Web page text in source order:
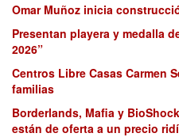
Omar Muñoz inicia
Presentan playera y medalla
2026”
Centros Libre Casas Carmen
familias
Borderlands, Mafia y
están de oferta a un precio